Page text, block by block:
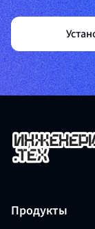
Продукты